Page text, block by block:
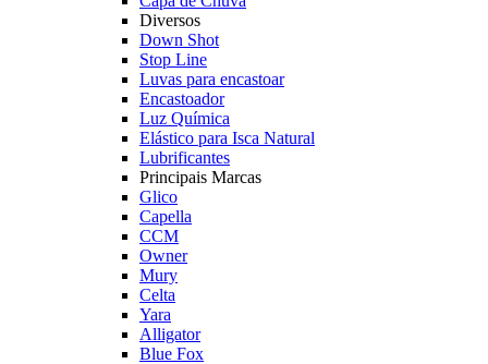
Diversos
Down Shot
Stop Line
Luvas para encastoar
Encastoador
Luz Química
Elástico para Isca Natural
Lubrificantes
Principais Marcas
Glico
Capella
CCM
Owner
Mury
Celta
Yara
Alligator
Blue Fox